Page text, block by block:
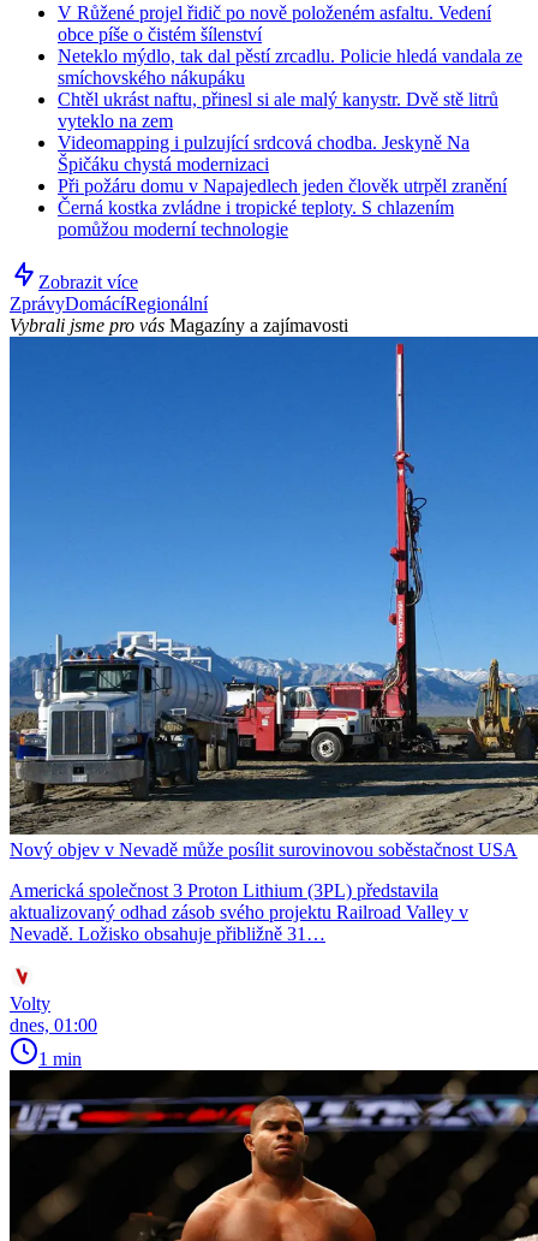
V Růžené projel řidič po nově položeném asfaltu. Vedení
obce píše o čistém šílenství
Neteklo mýdlo, tak dal pěstí zrcadlu. Policie hledá vandala ze
smíchovského nákupáku
Chtěl ukrást naftu, přinesl si ale malý kanystr. Dvě stě litrů
vyteklo na zem
Videomapping i pulzující srdcová chodba. Jeskyně Na
Špičáku chystá modernizaci
Při požáru domu v Napajedlech jeden člověk utrpěl zranění
Černá kostka zvládne i tropické teploty. S chlazením
pomůžou moderní technologie
Zobrazit více
ZprávyDomácíRegionální
Vybrali jsme pro vás Magazíny a zajímavosti
Nový objev v Nevadě může posílit surovinovou soběstačnost USA
Americká společnost 3 Proton Lithium (3PL) představila
aktualizovaný odhad zásob svého projektu Railroad Valley v
Nevadě. Ložisko obsahuje přibližně 31…
Volty
dnes, 01:00
1 min